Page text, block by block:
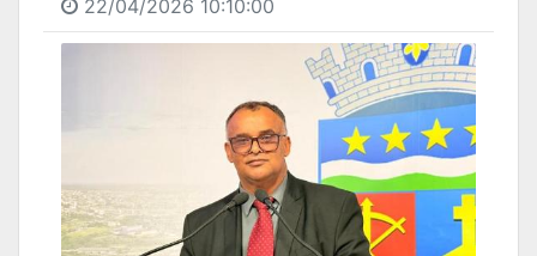
22/04/2026 10:10:00